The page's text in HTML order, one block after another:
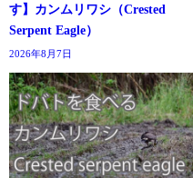
す】カンムリワシ（Crested
Serpent Eagle）
2026年8月7日